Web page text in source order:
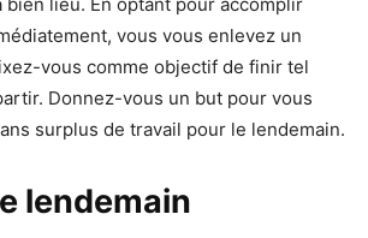
bien lieu. En optant pour accomplir
vous vous enlevez un
vous comme objectif de finir tel
Donnez-vous un but pour vous
surplus de travail pour le lendemain.
lendemain